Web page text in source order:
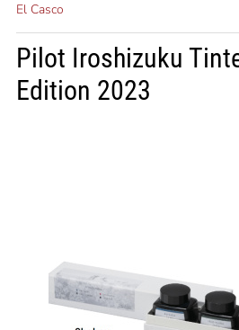
El Casco
Pilot Iroshizuku
Edition 2023